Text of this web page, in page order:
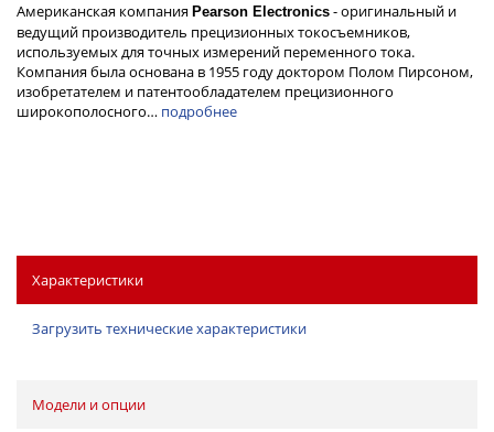
Американская компания Pearson Electronics - оригинальный и
ведущий производитель прецизионных токосъемников,
используемых для точных измерений переменного тока.
Компания была основана в 1955 году доктором Полом Пирсоном,
изобретателем и патентообладателем прецизионного
широкополосного… подробнее
Характеристики
Загрузить технические характеристики
Модели и опции